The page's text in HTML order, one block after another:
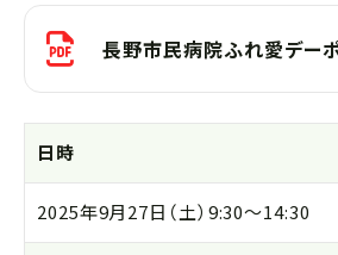
長野市民病院ふれ愛デー
日時
2025年9月27日（土）9:30～14:30